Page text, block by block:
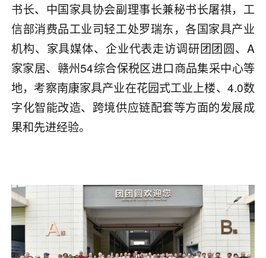
书长、中国家具协会副理事长兼秘书长屠祺，工
信部消费品工业司轻工处罗瑞东，各国家具产业
机构、家具媒体、企业代表走访调研团团圆、A
家家居、赣州54综合保税区进口商品集采中心等
地，考察南康家具产业在花园式工业上楼、4.0数
字化智能改造、跨境供应链配套等方面的发展成
果和先进经验。